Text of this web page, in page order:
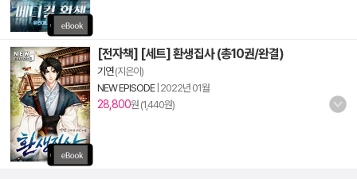
[전자책] [세트] 환생집사 (총10권/완결)
기연(지은이)
NEW EPISODE| 2022년 01월
28,800원 (1,440원)